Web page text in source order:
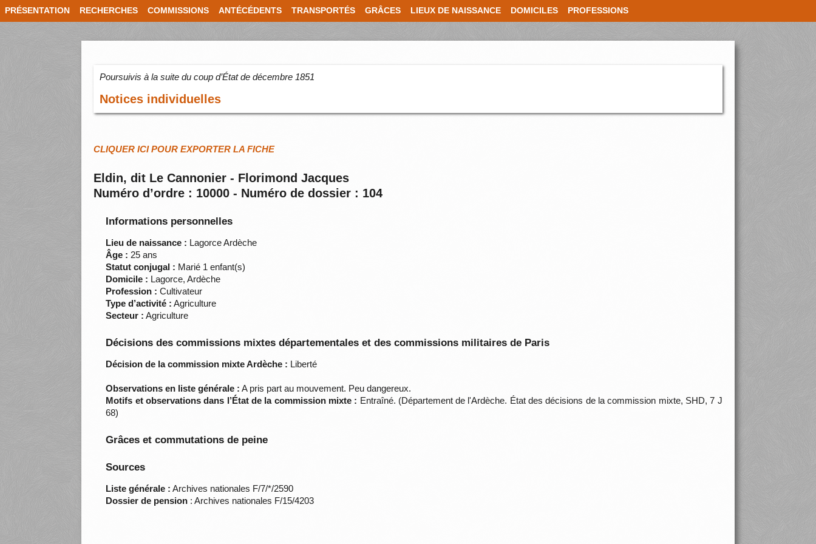
PRÉSENTATION RECHERCHES COMMISSIONS ANTÉCÉDENTS TRANSPORTÉS GRÂCES LIEUX DE NAISSANCE DOMICILES PROFESSIONS
Poursuivis à la suite du coup d’État de décembre 1851
Notices individuelles
CLIQUER ICI POUR EXPORTER LA FICHE
Eldin, dit Le Cannonier - Florimond Jacques
Numéro d’ordre : 10000 - Numéro de dossier : 104
Informations personnelles
Lieu de naissance : Lagorce Ardèche
Âge : 25 ans
Statut conjugal : Marié 1 enfant(s)
Domicile : Lagorce, Ardèche
Profession : Cultivateur
Type d’activité : Agriculture
Secteur : Agriculture
Décisions des commissions mixtes départementales et des commissions militaires de Paris
Décision de la commission mixte Ardèche : Liberté
Observations en liste générale : A pris part au mouvement. Peu dangereux.
Motifs et observations dans l’État de la commission mixte : Entraîné. (Département de l'Ardèche. État des décisions de la commission mixte, SHD, 7 J
68)
Grâces et commutations de peine
Sources
Liste générale : Archives nationales F/7/*/2590
Dossier de pension : Archives nationales F/15/4203